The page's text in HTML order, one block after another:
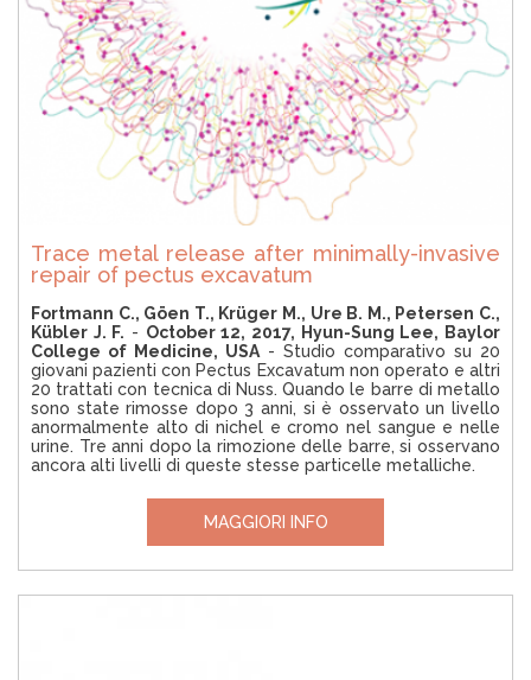
Trace metal release after minimally-invasive
repair of pectus excavatum
Fortmann C., Göen T., Krüger M., Ure B. M., Petersen C.,
Kübler J. F. - October 12, 2017, Hyun-Sung Lee, Baylor
College of Medicine, USA - Studio comparativo su 20
giovani pazienti con Pectus Excavatum non operato e altri
20 trattati con tecnica di Nuss. Quando le barre di metallo
sono state rimosse dopo 3 anni, si è osservato un livello
anormalmente alto di nichel e cromo nel sangue e nelle
urine. Tre anni dopo la rimozione delle barre, si osservano
ancora alti livelli di queste stesse particelle metalliche.
MAGGIORI INFO